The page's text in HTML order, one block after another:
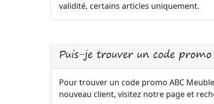
validité, certains articles uniquement.
Puis-je trouver un code
Pour trouver un code promo ABC
nouveau client, visitez notre page et